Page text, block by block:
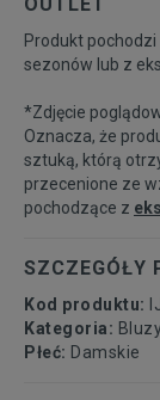
Produkt
sezonów lub z
*Zdjęcie
Oznacza, że
sztuką, którą
przecenione ze
pochodzące z
SZCZEGÓŁY
Kod produktu:
Kategoria:
Płeć: Damskie